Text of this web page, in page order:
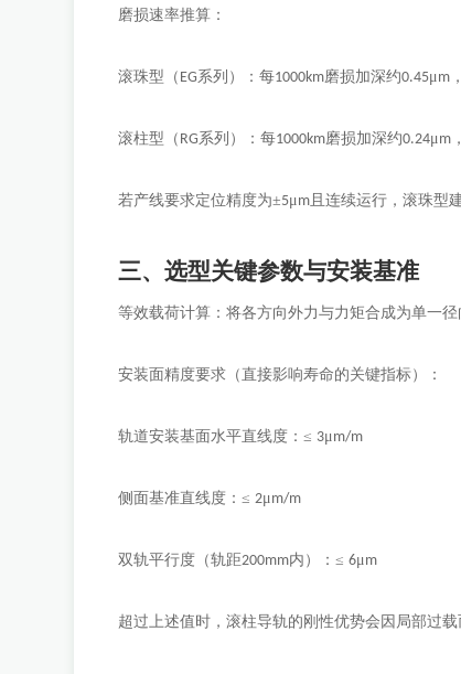
磨损速率推算：
滚珠型（ EG系列）：每1000km磨损加深约0.45μm
滚柱型（ RG系列）：每1000km磨损加深约0.24μm
若产线要求定位精度为±5μm 且连续运行，滚珠型
三、选型关键参数与安装基准
等效载荷计算：将各方向外力与力矩合成为单一
安装面精度要求（直接影响寿命的关键指标）：
轨道安装基面水平直线度：≤ 3μm/m
侧面基准直线度：≤2μm/m
双轨平行度（轨距200mm内）：≤6μm
超过上述值时，滚柱导轨的刚性优势会因局部过